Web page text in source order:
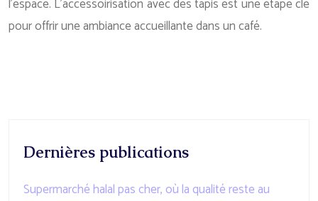
l’espace. L’accessoirisation avec des tapis est une étape clé
pour offrir une ambiance accueillante dans un café.
Dernières publications
Supermarché halal pas cher, où la qualité reste au